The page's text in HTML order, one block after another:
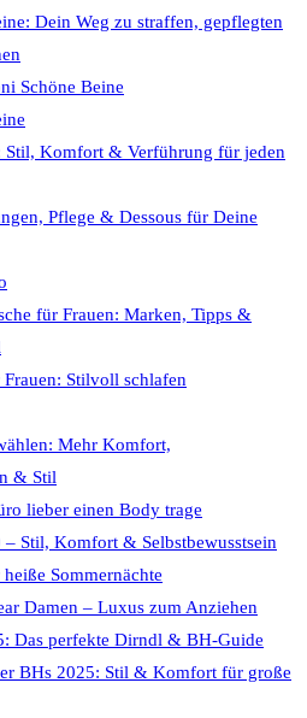
Dein Weg zu straffen, gepflegten
Schöne Beine
Stil, Komfort & Verführung für jeden
Pflege & Dessous für Deine
für Frauen: Marken, Tipps &
Stilvoll schlafen
Mehr Komfort,
& Stil
lieber einen Body trage
– Stil, Komfort & Selbstbewusstsein
Sommernächte
Damen – Luxus zum Anziehen
Das perfekte Dirndl & BH-Guide
BHs 2025: Stil & Komfort für große